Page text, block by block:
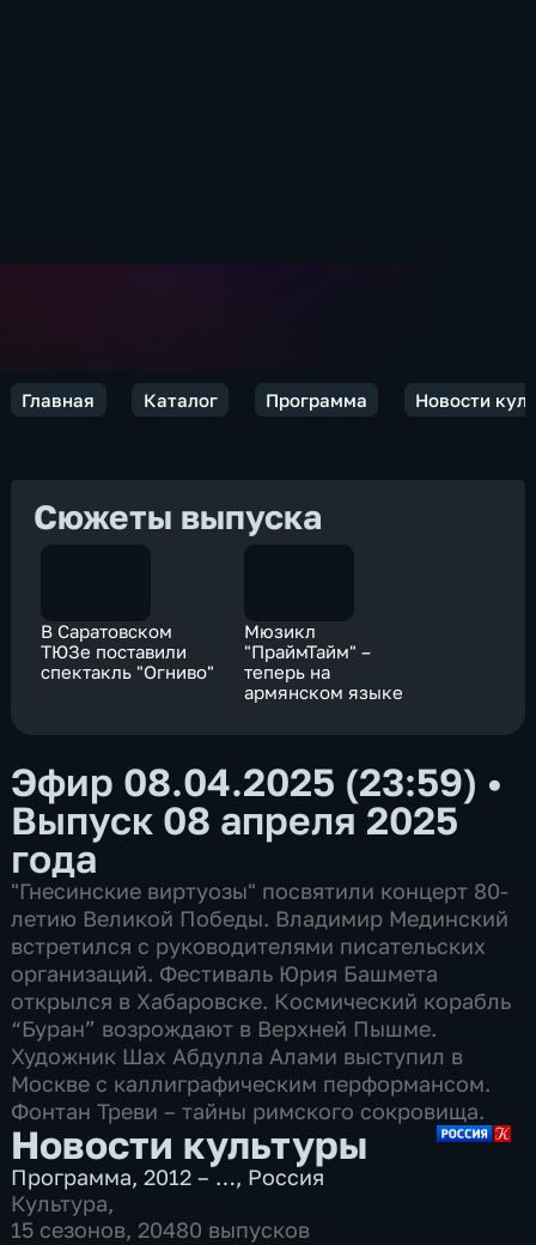
Главная Каталог Программа Новости
Сюжеты выпуска
В Саратовском
ТЮЗе поставили
спектакль "Огниво"
Мюзикл
"ПраймТайм" –
теперь на
армянском языке
Эфир 08.04.2025 (23:59) •
Выпуск 08 апреля 2025
года
"Гнесинские виртуозы" посвятили концерт 80-
летию Великой Победы. Владимир Мединский
встретился с руководителями писательских
организаций. Фестиваль Юрия Башмета
открылся в Хабаровске. Космический корабль
“Буран” возрождают в Верхней Пышме.
Художник Шах Абдулла Алами выступил в
Москве с каллиграфическим перформансом.
Фонтан Треви – тайны римского сокровища.
Новости культуры
Программа,2012 – …, Россия
Культура,
15 сезонов, 20480 выпусков